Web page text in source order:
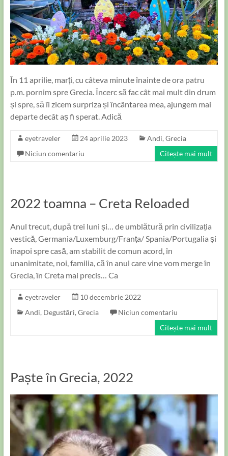
În 11 aprilie, marți, cu câteva minute înainte de ora patru
p.m. pornim spre Grecia. Încerc să fac cât mai mult din drum
și spre, să îi zicem surpriza și încântarea mea, ajungem mai
departe decât aș fi sperat. Adică
eyetraveler 24 aprilie 2023 Andi, Grecia
Niciun comentariu
Citește mai mult
2022 toamna – Creta Reloaded
Anul trecut, după trei luni și… de umblătură prin civilizația
vestică, Germania/Luxemburg/Franța/ Spania/Portugalia și
înapoi spre casă, am stabilit de comun acord, în
unanimitate, noi, familia, că în anul care vine vom merge în
Grecia, în Creta mai precis… Ca
eyetraveler
10 decembrie 2022
Andi, Degustări, Grecia
Niciun comentariu
Citește mai mult
Paște în Grecia, 2022